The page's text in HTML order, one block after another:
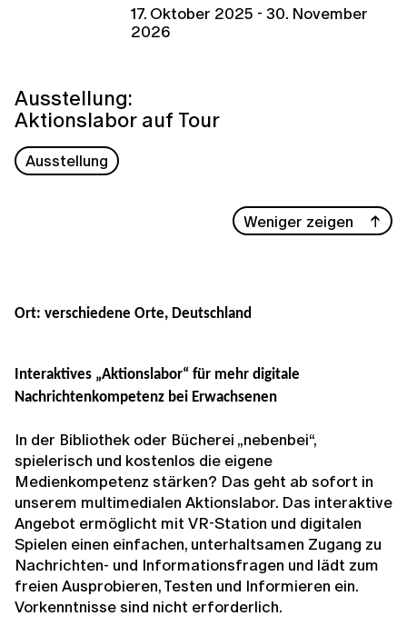
17. Oktober 2025 - 30. November
2026
Ausstellung:
Aktionslabor auf Tour
Ausstellung
Weniger zeigen
Ort: verschiedene Orte, Deutschland
Interaktives „Aktionslabor“ für mehr digitale
Nachrichtenkompetenz bei Erwachsenen
In der Bibliothek oder Bücherei „nebenbei“,
spielerisch und kostenlos die eigene
Medienkompetenz stärken? Das geht ab sofort in
unserem multimedialen Aktionslabor. Das interaktive
Angebot ermöglicht mit VR-Station und digitalen
Spielen einen einfachen, unterhaltsamen Zugang zu
Nachrichten- und Informationsfragen und lädt zum
freien Ausprobieren, Testen und Informieren ein.
Vorkenntnisse sind nicht erforderlich.